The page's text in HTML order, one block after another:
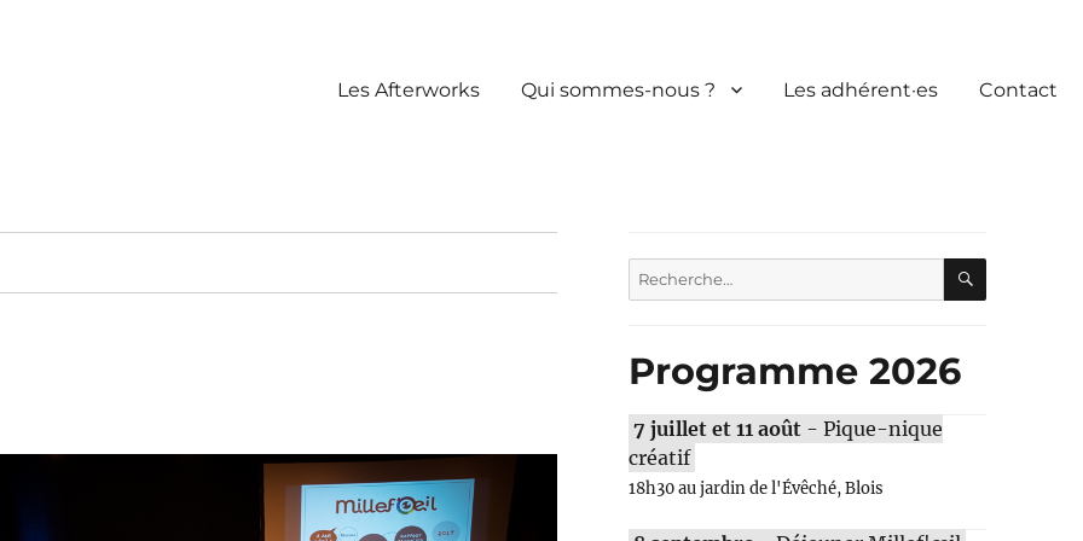
Les Afterworks Qui sommes-nous ? Les adhérent·es Contact
Recherche
pour :
Programme 2026
7 juillet et 11 août- Pique-nique
créatif
18h30 au jardin de l'Évêché, Blois